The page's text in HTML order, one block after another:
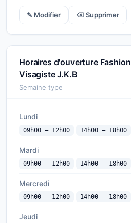
✎ Modifier ⌫ Supprimer
Horaires d'ouverture Fashion
Visagiste J.K.B
Semaine type
Lundi
09h00 — 12h00 14h00 — 18h00
Mardi
09h00 — 12h00 14h00 — 18h00
Mercredi
09h00 — 12h00 14h00 — 18h00
Jeudi